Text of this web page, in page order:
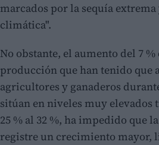
marcados por la sequía
climática".
No obstante, el aumento del 7 %
producción que han tenido que
agricultores y ganaderos
sitúan en niveles muy elevados
25 % al 32 %, ha impedido que
registre un crecimiento mayor,